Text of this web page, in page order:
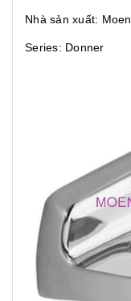
Nhà sản xuất: Moen
Series: Donner